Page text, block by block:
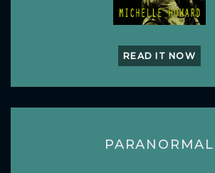
READ IT NOW
PARANORMAL